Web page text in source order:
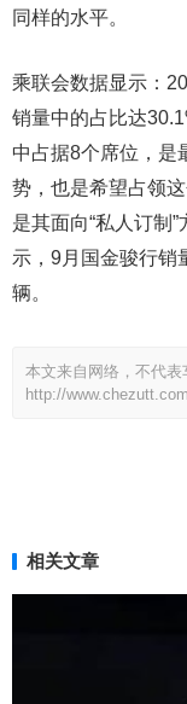
同样的水平。
乘联会数据显示：
销量中的占比达
中占据8个席位，是
势，也是希望占领
是其面向“私人订制
示，9月国金骏行销
辆。
本文来自网络，不代表
http://
相关文章